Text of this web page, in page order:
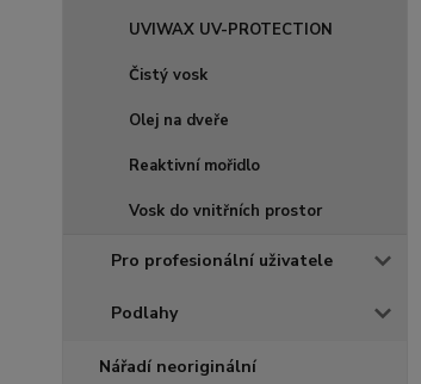
UVIWAX UV-PROTECTION
Čistý vosk
Olej na dveře
Reaktivní mořidlo
Vosk do vnitřních prostor
Pro profesionální uživatele
Podlahy
Nářadí neoriginální